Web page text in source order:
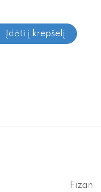
Įdėti į krepšelį
Fizan